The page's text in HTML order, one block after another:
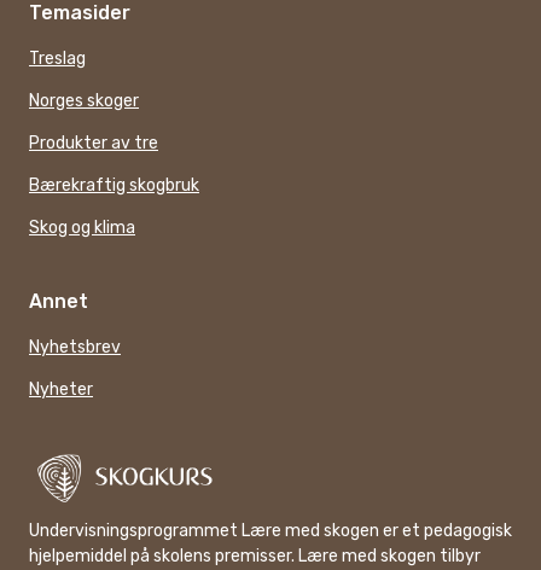
Temasider
Treslag
Norges skoger
Produkter av tre
Bærekraftig skogbruk
Skog og klima
Annet
Nyhetsbrev
Nyheter
Undervisningsprogrammet Lære med skogen er et pedagogisk
hjelpemiddel på skolens premisser. Lære med skogen tilbyr